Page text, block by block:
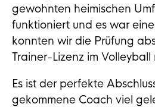
gewohnten heimischen
funktioniert und es war
konnten wir die Prüfung
Trainer-Lizenz im
Es ist der perfekte
gekommene Coach viel